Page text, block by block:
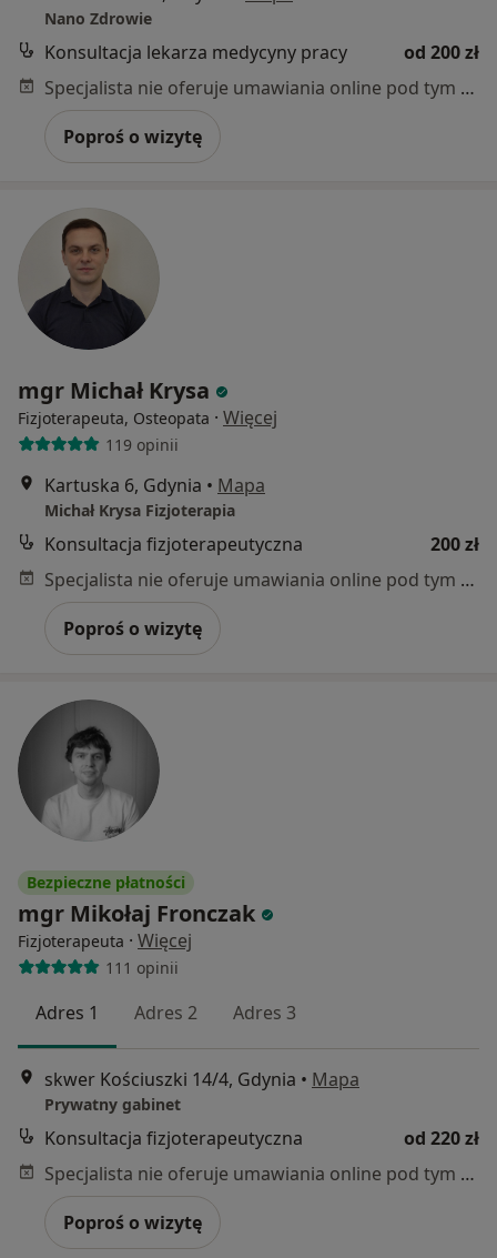
Nano Zdrowie
Konsultacja lekarza medycyny pracy
od 200 zł
Specjalista nie oferuje umawiania online pod tym adresem.
Poproś o wizytę
mgr Michał Krysa
Fizjoterapeuta, Osteopata · Więcej
119 opinii
Kartuska 6, Gdynia • Mapa
Michał Krysa Fizjoterapia
Konsultacja fizjoterapeutyczna
200 zł
Specjalista nie oferuje umawiania online pod tym adresem.
Poproś o wizytę
Bezpieczne płatności
mgr Mikołaj Fronczak
Fizjoterapeuta · Więcej
111 opinii
Adres 1 Adres 2 Adres 3
skwer Kościuszki 14/4, Gdynia • Mapa
Prywatny gabinet
Konsultacja fizjoterapeutyczna
od 220 zł
Specjalista nie oferuje umawiania online pod tym adresem.
Poproś o wizytę